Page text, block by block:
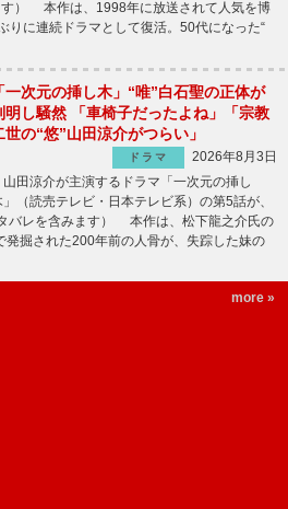
す） 本作は、1998年に放送されて人気を博
りに連続ドラマとして復活。50代になった“
「一次元の挿し木」“唯”白石聖の正体が
明し騒然 「車椅子だったよね」「宗教
世の“悠”山田涼介がつらい」
ドラマ
2026年8月3日
田涼介が主演するドラマ「一次元の挿し
」（読売テレビ・日本テレビ系）の第5話が、
バレを含みます） 本作は、松下龍之介氏の
発掘された200年前の人骨が、失踪した妹の
more »